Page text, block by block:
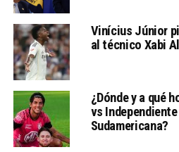
Vinícius Júnior
al técnico Xabi
¿Dónde y a qué
vs
Sudamericana?